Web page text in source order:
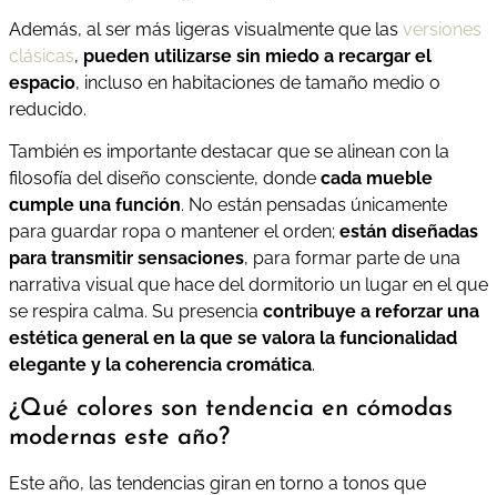
Además, al ser más ligeras visualmente que las versiones
clásicas, pueden utilizarse sin miedo a recargar el
espacio, incluso en habitaciones de tamaño medio o
reducido.
También es importante destacar que se alinean con la
filosofía del diseño consciente, donde cada mueble
cumple una función. No están pensadas únicamente
para guardar ropa o mantener el orden; están diseñadas
para transmitir sensaciones, para formar parte de una
narrativa visual que hace del dormitorio un lugar en el que
se respira calma. Su presencia contribuye a reforzar una
estética general en la que se valora la funcionalidad
elegante y la coherencia cromática.
¿Qué colores son tendencia en cómodas
modernas este año?
Este año, las tendencias giran en torno a tonos que